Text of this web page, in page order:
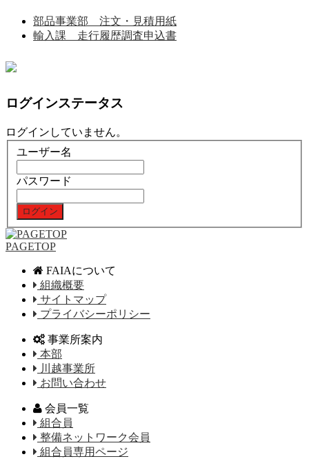
部品事業部 注文・見積用紙
輸入課 走行履歴調査申込書
ログインステータス
ログインしていません。
ユーザー名
パスワード
PAGETOP
FAIAについて
組織概要
サイトマップ
プライバシーポリシー
事業所案内
本部
川越事業所
お問い合わせ
会員一覧
組合員
整備ネットワーク会員
組合員専用ページ